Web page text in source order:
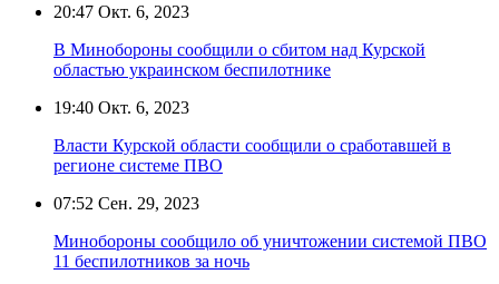
20:47 Окт. 6, 2023
В Минобороны сообщили о сбитом над Курской
областью украинском беспилотнике
19:40 Окт. 6, 2023
Власти Курской области сообщили о сработавшей в
регионе системе ПВО
07:52 Сен. 29, 2023
Минобороны сообщило об уничтожении системой ПВО
11 беспилотников за ночь